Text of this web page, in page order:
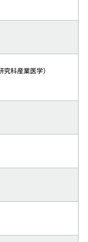
科産業医学）